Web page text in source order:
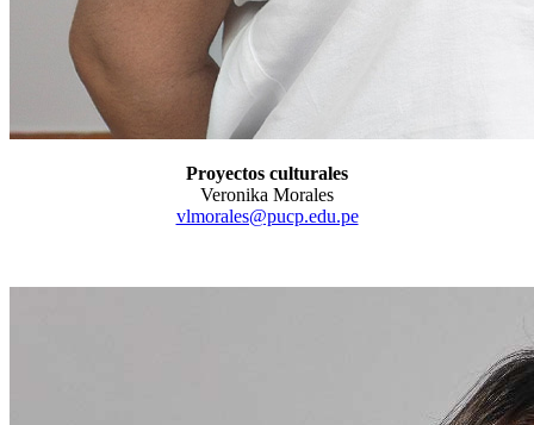
Proyectos culturales
Veronika Morales
vlmorales@pucp.edu.pe